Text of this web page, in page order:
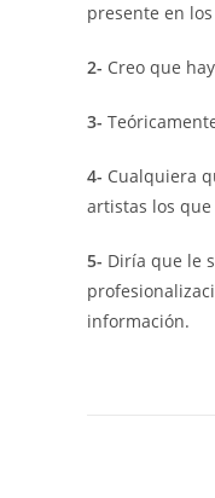
presente en
2- Creo que
3-
4- Cualquiera
artistas los
5- Diría que le
información.